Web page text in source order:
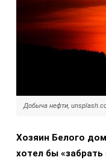
Добыча нефти,
Хозяин Белого
хотел бы